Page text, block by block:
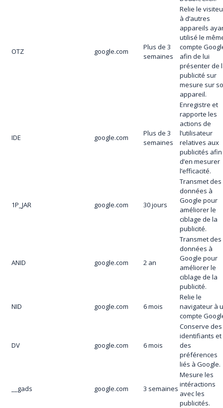
OTZ google.com
Plus de 3
semaines
Relie le
à d’autres
appareils
utilisé le
compte
afin de lui
présenter de
publicité sur
mesure sur
appareil.
IDE google.com
Plus de 3
semaines
Enregistre et
rapporte les
actions de
l’utilisateur
relatives aux
publicités afin
d’en mesurer
l’efficacité.
1P_JAR google.com 30 jours
Transmet des
données à
Google pour
améliorer le
ciblage de la
publicité.
ANID google.com 2 an
Transmet des
données à
Google pour
améliorer le
ciblage de la
publicité.
NID google.com 6 mois
Relie le
navigateur à
compte
DV google.com 6 mois
Conserve des
identifiants et
des
préférences
liés à Google.
__gads google.com 3 semaines
Mesure les
intéractions
avec les
publicités.